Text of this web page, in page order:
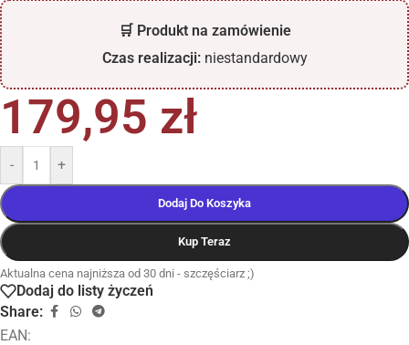
🛒 Produkt na zamówienie
Czas realizacji:niestandardowy
179,95 zł
- +
Dodaj Do Koszyka
Kup Teraz
Aktualna cena najniższa od 30 dni - szczęściarz ;)
Dodaj do listy życzeń
Share:
EAN: